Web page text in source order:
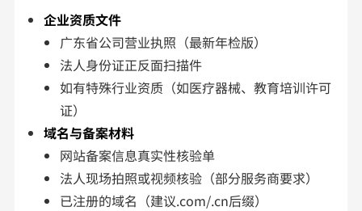
企业资质文件
广东省公司营业执照（最新年检版）
法人身份证正反面扫描件
如有特殊行业资质（如医疗器械、教育培训许可
证）
域名与备案材料
网站备案信息真实性核验单
法人现场拍照或视频核验（部分服务商要求）
已注册的域名（建议.com/.cn后缀）